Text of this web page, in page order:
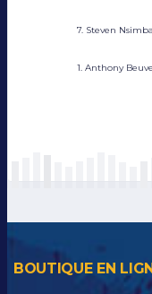
7. Steven Nsimba
1. Anthony Beuve
BOUTIQUE EN